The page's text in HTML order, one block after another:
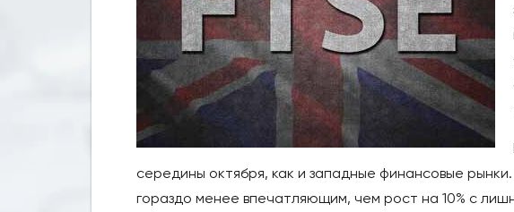
середины октября, как и западные финансовые
гораздо менее впечатляющим, чем рост на 10% с